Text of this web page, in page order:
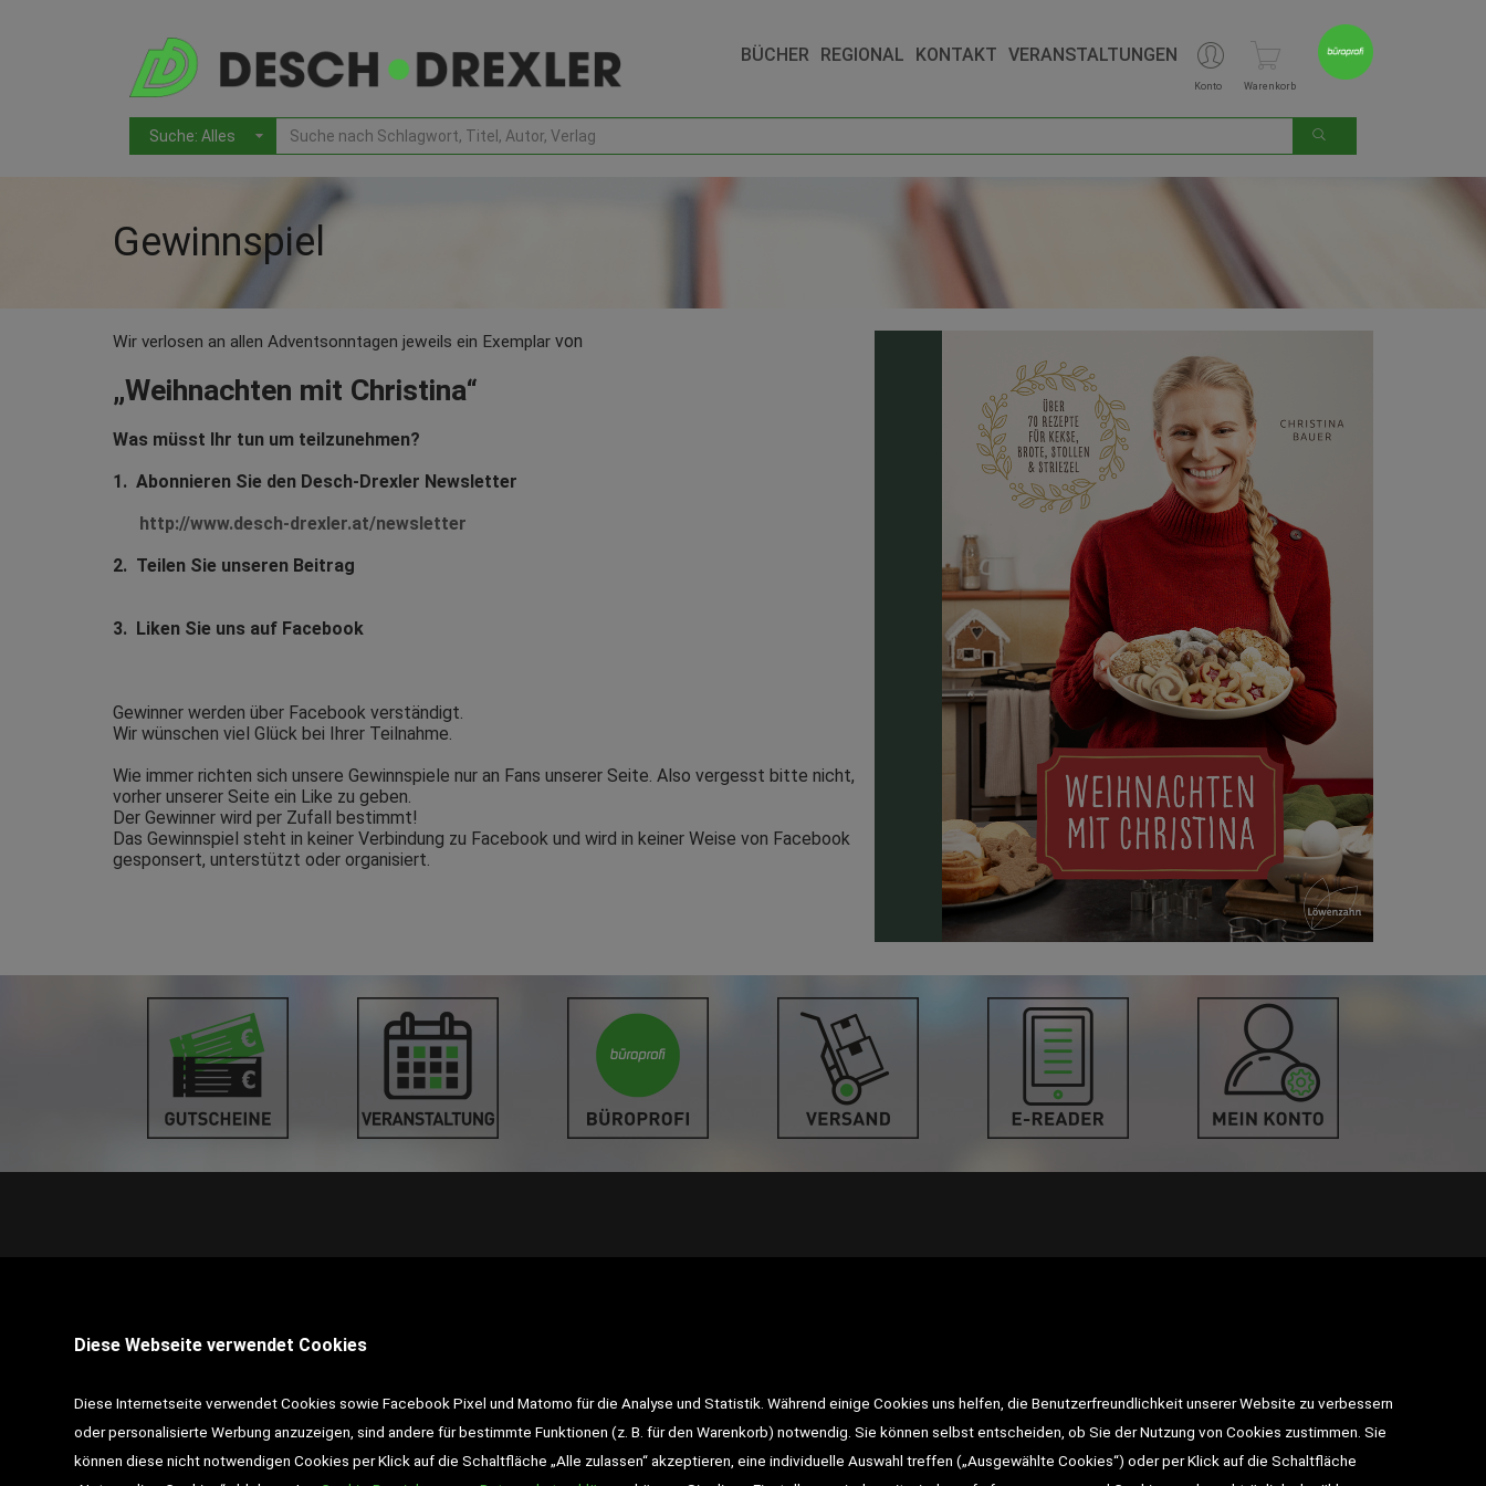
Konto Warenkorb
BÜCHER REGIONAL KONTAKT VERANSTALTUNGEN
Gewinnspiel
Wir verlosen an allen Adventsonntagen jeweils ein Exemplar von
„Weihnachten mit Christina“
Was müsst Ihr tun um teilzunehmen?
1. Abonnieren Sie den Desch-Drexler Newsletter
http://www.desch-drexler.at/newsletter
2. Teilen Sie unseren Beitrag
3. Liken Sie uns auf Facebook
Gewinner werden über Facebook verständigt.
Wir wünschen viel Glück bei Ihrer Teilnahme.
Wie immer richten sich unsere Gewinnspiele nur an Fans unserer Seite. Also vergesst bitte nicht,
vorher unserer Seite ein Like zu geben.
Der Gewinner wird per Zufall bestimmt!
Das Gewinnspiel steht in keiner Verbindung zu Facebook und wird in keiner Weise von Facebook
gesponsert, unterstützt oder organisiert.
7423 Pinkafeld
pinkafeld@desch-drexler.at
Impressum AGB Datenschutz
Widerrufsrecht Gutscheine BESUCHEN SIE UNS
Diese Webseite verwendet Cookies
Diese Internetseite verwendet Cookies sowie Facebook Pixel und Matomo für die Analyse und Statistik. Während einige Cookies uns helfen, die Benutzerfreundlichkeit unserer Website zu verbessern
oder personalisierte Werbung anzuzeigen, sind andere für bestimmte Funktionen (z. B. für den Warenkorb) notwendig. Sie können selbst entscheiden, ob Sie der Nutzung von Cookies zustimmen. Sie
können diese nicht notwendigen Cookies per Klick auf die Schaltfläche „Alle zulassen“ akzeptieren, eine individuelle Auswahl treffen („Ausgewählte Cookies“) oder per Klick auf die Schaltfläche